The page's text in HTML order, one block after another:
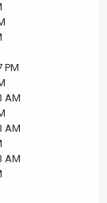
PM
AM
AM
AM